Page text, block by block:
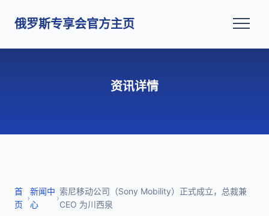
俄罗斯专享会官方主页
资讯详情
首
页
›
新闻中
心
›
索尼移动公司（Sony Mobility）正式成立，总裁兼
CEO 为川西泉